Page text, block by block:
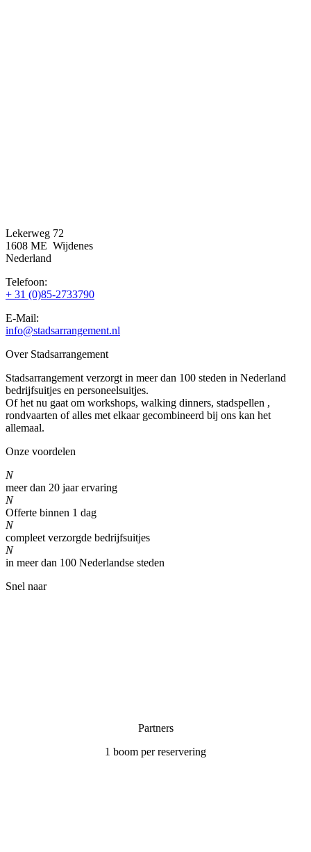
Lekerweg 72
1608 ME Wijdenes
Nederland
Telefoon:
+ 31 (0)85-2733790
E-Mail:
info@stadsarrangement.nl
Over Stadsarrangement
Stadsarrangement verzorgt in meer dan 100 steden in Nederland
bedrijfsuitjes en personeelsuitjes.
Of het nu gaat om workshops, walking dinners, stadspellen ,
rondvaarten of alles met elkaar gecombineerd bij ons kan het
allemaal.
Onze voordelen
N
meer dan 20 jaar ervaring
N
Offerte binnen 1 dag
N
compleet verzorgde bedrijfsuitjes
N
in meer dan 100 Nederlandse steden
Snel naar
Partners
1 boom per reservering